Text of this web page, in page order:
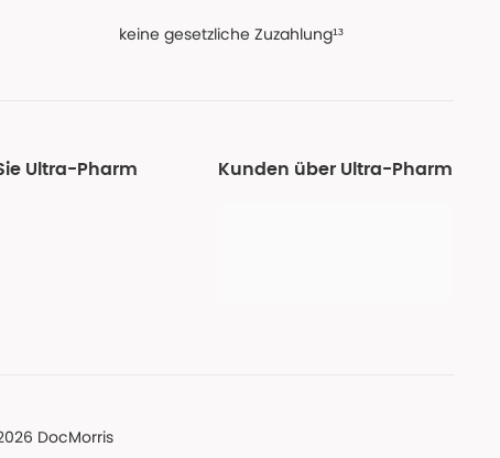
keine gesetzliche Zuzahlung¹³
Ultra-Pharm Kunden über Ultra-Pharm
DocMorris